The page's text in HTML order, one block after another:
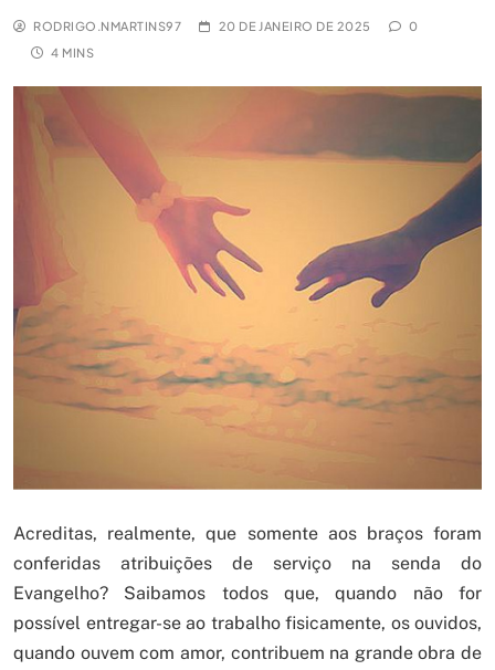
RODRIGO.NMARTINS97 20 DE JANEIRO DE 2025
0
4 MINS
Acreditas, realmente, que somente aos braços foram
conferidas atribuições de serviço na senda do
Evangelho? Saibamos todos que, quando não for
possível entregar-se ao trabalho fisicamente, os ouvidos,
quando ouvem com amor, contribuem na grande obra de